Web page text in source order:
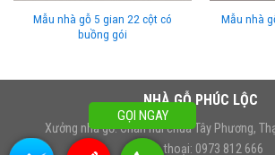
Mẫu nhà gỗ 5 gian 22 cột có
buồng gói
Mẫu nhà
NHÀ GỖ PHÚC LỘC
Xưởng nhà gỗ: Chân núi chùa Tây Phương,
Điện thoại: 0973 812 666
GỌI NGAY